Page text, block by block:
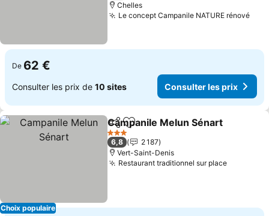
Chelles
Le concept Campanile NATURE rénové
De 62 €
Consulter les prix de 10 sites Consulter les prix
Choix populaire
PartagerAjouter à mes favoris
Campanile Melun Sénart
3 Étoiles
6,8
2 187
Vert-Saint-Denis
Restaurant traditionnel sur place